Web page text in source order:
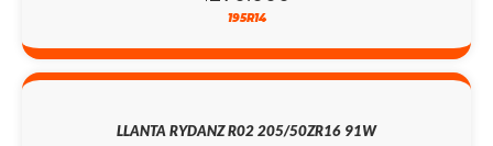
195R14
LLANTA RYDANZ R02 205/50ZR16 91W